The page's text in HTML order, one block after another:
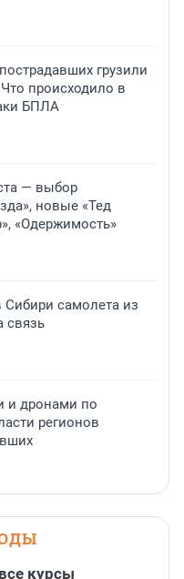
грузили
происходило в
БПЛА
— выбор
новые «Тед
«Одержимость»
самолета из
связь
и дронами по
регионов
курсы